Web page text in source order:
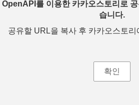
OpenAPI를 이용한 카카오스토리로
습니다.
공유할 URL을 복사 후 카카오스토
확인